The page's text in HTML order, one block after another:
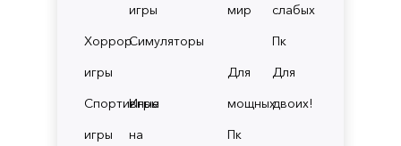
игры
Хоррор
игры
Симуляторы
Спортивные
игры
Игры
на
мир
слабых
Пк
Для
мощных
Пк
Для
двоих!